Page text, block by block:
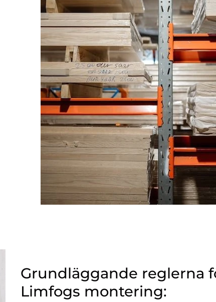
Grundläggande reglerna
Limfogs montering: